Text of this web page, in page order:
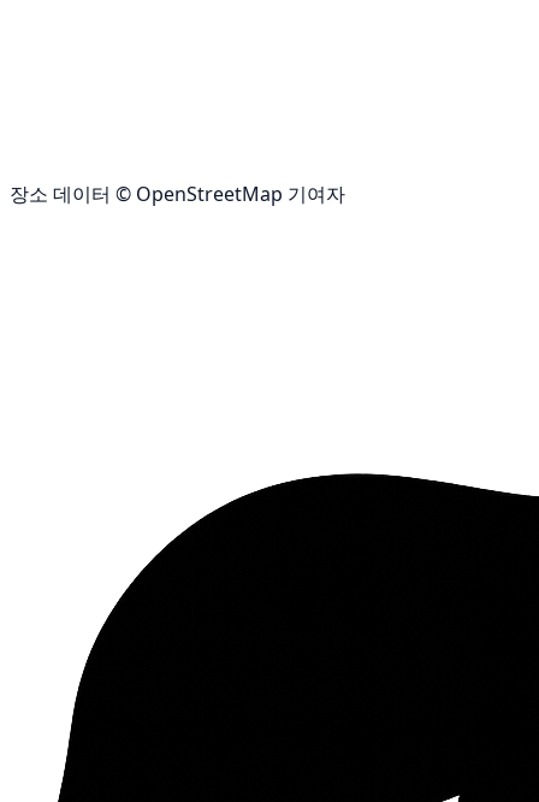
장소 데이터 © OpenStreetMap 기여자